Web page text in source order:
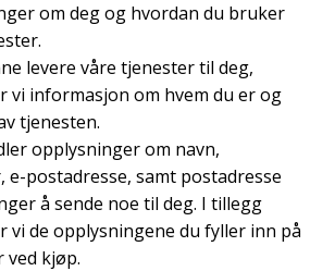
om deg og hvordan du bruker
levere våre tjenester til deg,
vi informasjon om hvem du er og
tjenesten.
opplysninger om navn,
e-postadresse, samt postadresse
å sende noe til deg. I tillegg
vi de opplysningene du fyller inn på
ved kjøp.